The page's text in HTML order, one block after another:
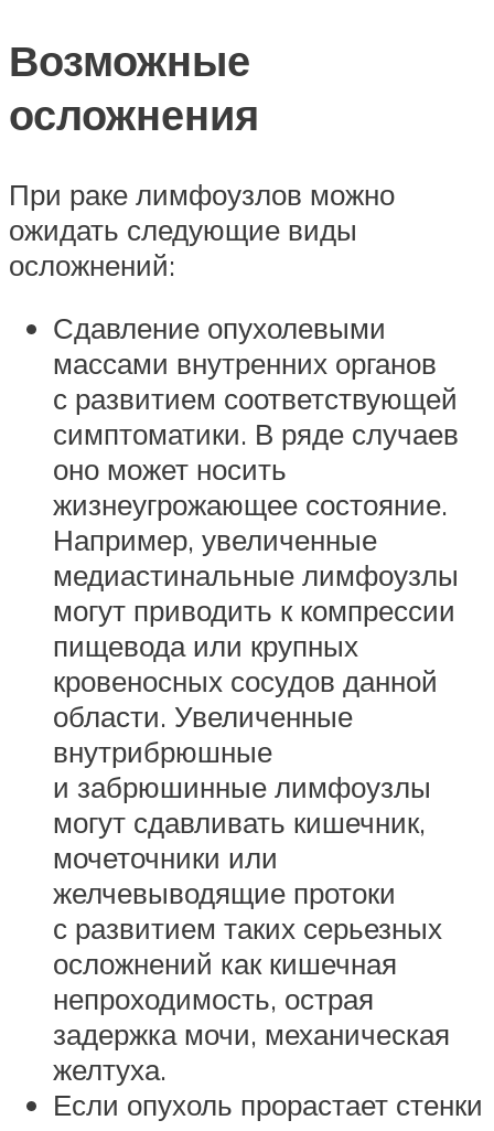
Возможные
осложнения
При раке лимфоузлов можно
ожидать следующие виды
осложнений:
Сдавление опухолевыми
массами внутренних органов
с развитием соответствующей
симптоматики. В ряде случаев
оно может носить
жизнеугрожающее состояние.
Например, увеличенные
медиастинальные лимфоузлы
могут приводить к компрессии
пищевода или крупных
кровеносных сосудов данной
области. Увеличенные
внутрибрюшные
и забрюшинные лимфоузлы
могут сдавливать кишечник,
мочеточники или
желчевыводящие протоки
с развитием таких серьезных
осложнений как кишечная
непроходимость, острая
задержка мочи, механическая
желтуха.
Если опухоль прорастает стенки